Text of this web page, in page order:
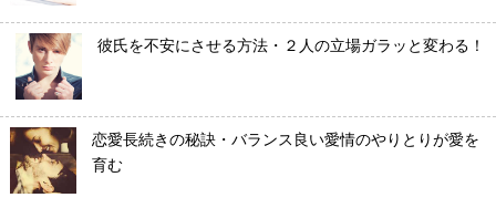
彼氏を不安にさせる方法・２人の立場ガラッと変わる！
恋愛長続きの秘訣・バランス良い愛情のやりとりが愛を
育む